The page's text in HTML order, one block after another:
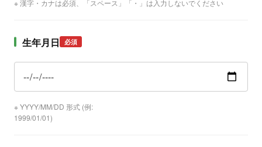
※ 漢字・カナは必須、「スペース」「・」は入力しないでください
生年月日 必須
※ YYYY/MM/DD 形式 (例:
1999/01/01)